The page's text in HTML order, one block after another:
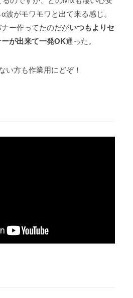
波がモワモワと出て来る感じ。
ー作ってたのだがいつもよりセ
が出来て一発OK通った。
い方も作業用にどぞ！